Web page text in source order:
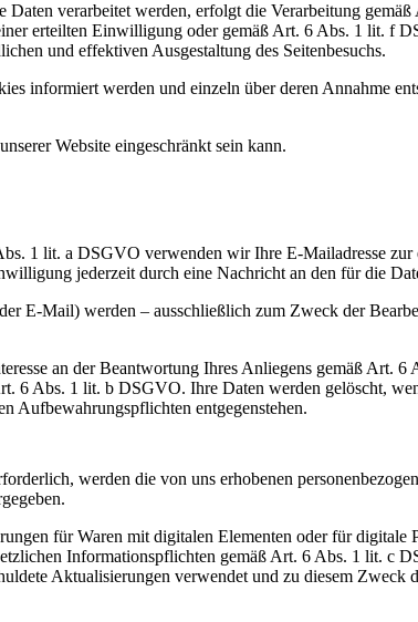
Daten verarbeitet werden, erfolgt die Verarbeitung
erteilten Einwilligung oder gemäß Art. 6 Abs. 1 lit. f
und effektiven Ausgestaltung des Seitenbesuchs.
informiert werden und einzeln über deren Annahme
Website eingeschränkt sein kann.
1 lit. a DSGVO verwenden wir Ihre E-Mailadresse zur
jederzeit durch eine Nachricht an den für die
E-Mail) werden – ausschließlich zum Zweck der
an der Beantwortung Ihres Anliegens gemäß
6 Abs. 1 lit. b DSGVO. Ihre Daten werden gelöscht,
Aufbewahrungspflichten entgegenstehen.
werden die von uns erhobenen
für Waren mit digitalen Elementen oder für
Informationspflichten gemäß Art. 6 Abs. 1 lit. c
Aktualisierungen verwendet und zu diesem